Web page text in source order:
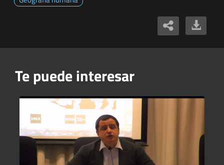
Te puede interesar